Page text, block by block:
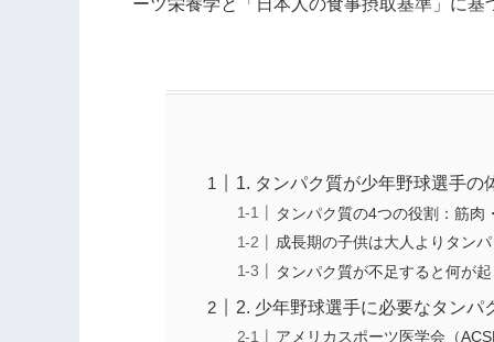
ーツ栄養学と「日本人の食事摂取基準」に
1. タンパク質が少年野球選手の
タンパク質の4つの役割：筋肉
成長期の子供は大人よりタン
タンパク質が不足すると何が
2. 少年野球選手に必要なタン
アメリカスポーツ医学会（